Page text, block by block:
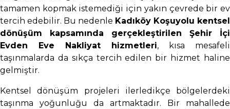
tamamen kopmak istemediği için yakın çevrede bir ev
tercih edebilir. Bu nedenle Kadıköy Koşuyolu kentsel
dönüşüm kapsamında gerçekleştirilen Şehir İçi
Evden Eve Nakliyat hizmetleri, kısa mesafeli
taşınmalarda da sıkça tercih edilen bir hizmet haline
gelmiştir.
Kentsel dönüşüm projeleri ilerledikçe bölgelerdeki
taşınma yoğunluğu da artmaktadır. Bir mahallede